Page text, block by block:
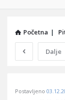
Početna |
Dalje
Učene
Postavljeno